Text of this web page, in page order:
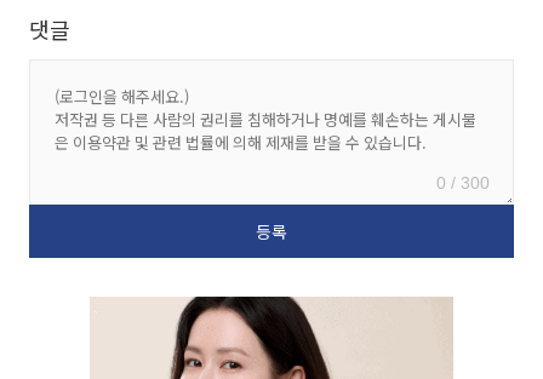
댓글
0 / 300